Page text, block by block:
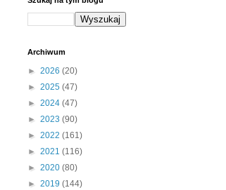
Archiwum
► 2026 (20)
► 2025 (47)
► 2024 (47)
► 2023 (90)
► 2022 (161)
► 2021 (116)
► 2020 (80)
► 2019 (144)